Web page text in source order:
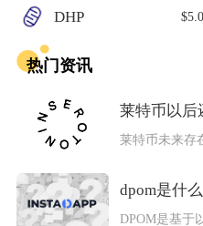
DHP
热门资讯
莱特币以后
dpom是什